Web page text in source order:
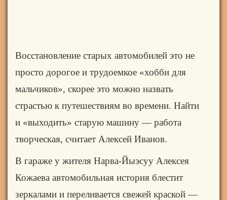
Восстановление старых автомобилей это не
просто дорогое и трудоемкое «хобби для
мальчиков», скорее это можно назвать
страстью к путешествиям во времени. Найти
и «выходить» старую машину — работа
творческая, считает Алексей Иванов.
В гараже у жителя Нарва-Йыэсуу Алексея
Кожаева автомобильная история блестит
зеркалами и переливается свежей краской —